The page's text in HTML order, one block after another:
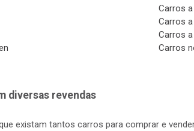
Carros
Carros
Carros
Carros
diversas revendas
existam tantos carros para comprar e